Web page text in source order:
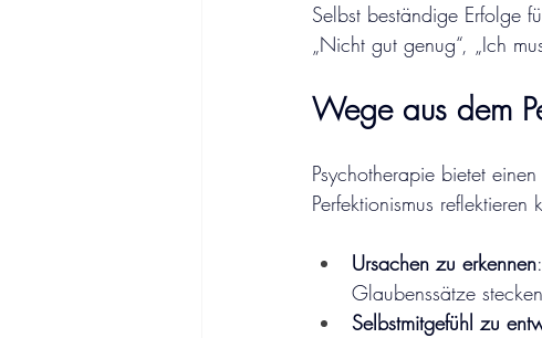
Selbst beständige Erfolge
„Nicht gut genug“, „Ich
Wege aus dem
Psychotherapie bietet
Perfektionismus
Ursachen zu erkennen
Glaubenssätze
Selbstmitgefühl zu